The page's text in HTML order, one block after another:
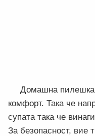
Домашна пилешка
комфорт. Така че
супата така че
За безопасност, вие